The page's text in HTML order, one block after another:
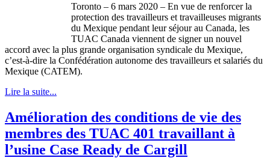
Toronto – 6 mars 2020 – En vue de renforcer la
protection des travailleurs et travailleuses migrants
du Mexique pendant leur séjour au Canada, les
TUAC Canada viennent de signer un nouvel
accord avec la plus grande organisation syndicale du Mexique,
c’est-à-dire la Confédération autonome des travailleurs et salariés du
Mexique (CATEM).
Lire la suite...
Amélioration des conditions de vie des
membres des TUAC 401 travaillant à
l’usine Case Ready de Cargill